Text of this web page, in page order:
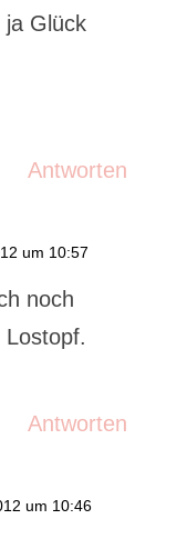
ja Glück
Antworten
um 10:57
noch
Lostopf.
Antworten
um 10:46